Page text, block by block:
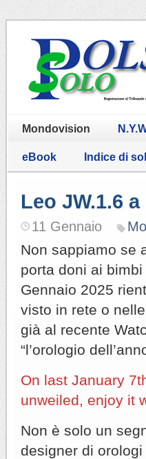
Mondovision
eBook Indice di
Leo JW.1.6
11 Gennaio
Non sappiamo se
porta doni ai
Gennaio 2025
visto in rete o
già al recente
“l’orologio
On last January
unweiled, enjoy it
Non è solo un
designer di